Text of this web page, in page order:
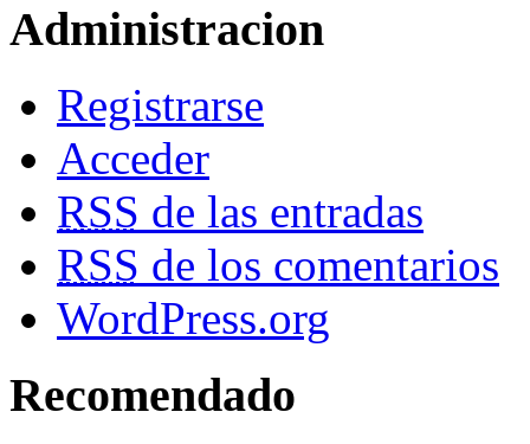
Administracion
Registrarse
Acceder
RSS de las entradas
RSS de los comentarios
WordPress.org
Recomendado